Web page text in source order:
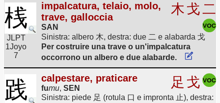
桟
JLPT
1Joyo
7
impalcatura, telaio, molo,
trave, galloccia
SAN
木戈二
Sinistra: albero 木, destra: due 二 e alabarda 戈
Per costruire una trave o un'impalcatura
occorrono un albero e due alabarde.
践 calpestare, praticare
fumu, SEN 足 戈
Sinistra: piede 足 (rotula 口 e impronta 止), destra: